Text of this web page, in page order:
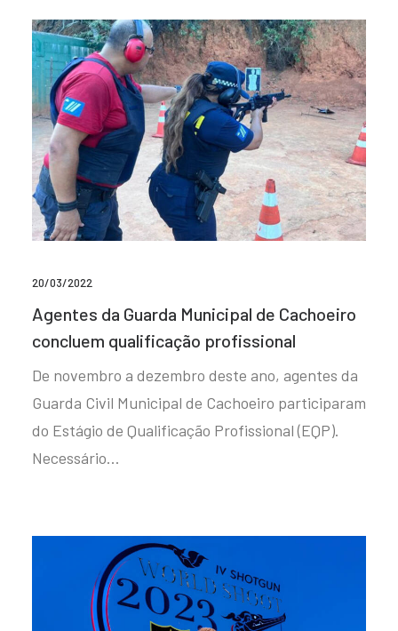
20/03/2022
Agentes da Guarda Municipal de Cachoeiro
concluem qualificação profissional
De novembro a dezembro deste ano, agentes da
Guarda Civil Municipal de Cachoeiro participaram
do Estágio de Qualificação Profissional (EQP).
Necessário…